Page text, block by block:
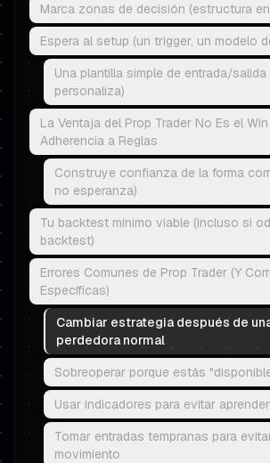
Marca zonas de decisión (estructura
Espera al setup (un trigger, un modelo
Una plantilla simple de entrada/
personaliza)
La Ventaja del Prop Trader No Es el
Adherencia a Reglas
Construye confianza de la forma
no esperanza)
Tu backtest mínimo viable (incluso si
backtest)
Errores Comunes de Prop Trader (Y
Específicas)
Cambiar estrategia después de
perdedora normal
Sobreoperar porque estás
Usar indicadores para evitar
Tomar entradas tempranas para
movimiento